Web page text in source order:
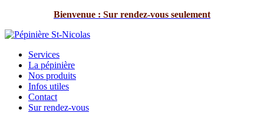
Bienvenue : Sur rendez-vous seulement
Services
La pépinière
Nos produits
Infos utiles
Contact
Sur rendez-vous